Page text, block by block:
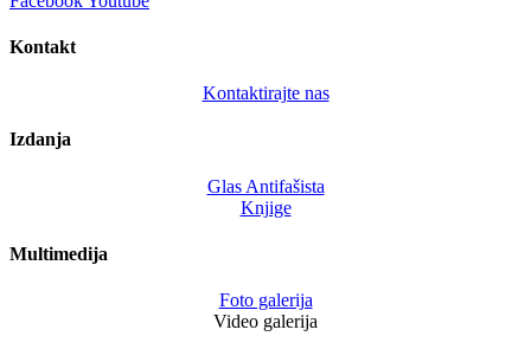
Kontakt
Kontaktirajte nas
Izdanja
Glas Antifašista
Knjige
Multimedija
Foto galerija
Video galerija